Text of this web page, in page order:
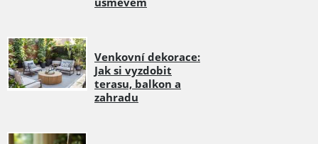
Venkovní dekorace:
Jak si vyzdobit
terasu, balkon a
zahradu